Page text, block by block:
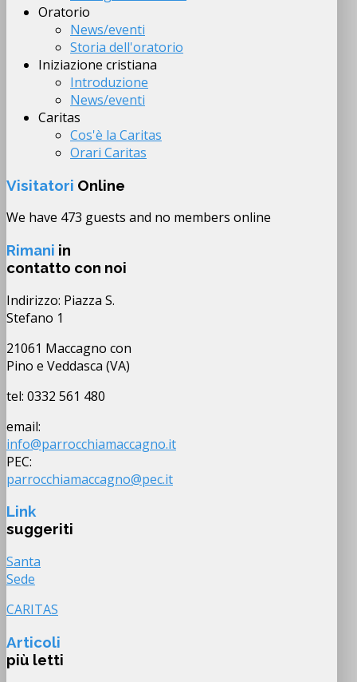
Oratorio
News/eventi
Storia dell'oratorio
Iniziazione cristiana
Introduzione
News/eventi
Caritas
Cos'è la Caritas
Orari Caritas
Visitatori Online
We have 473 guests and no members online
Rimani in
contatto con noi
Indirizzo: Piazza S.
Stefano 1
21061 Maccagno con
Pino e Veddasca (VA)
tel: 0332 561 480
email:
info@parrocchiamaccagno.it
PEC:
parrocchiamaccagno@pec.it
Link
suggeriti
Santa
Sede
CARITAS
Articoli
più letti